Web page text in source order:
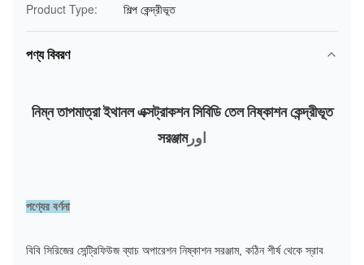
Product Type:
শিল্প কেন্দ্রীভূত
পণ্য বিবরণ
নিম্ন তাপমাত্রা ইথানল এক্সট্রাকশন সিবিডি তেল নিষ্কাশন কেন্দ্রীভূত
সরঞ্জামاور
পণ্যের বর্ণনা
বিবি সিরিজের সেন্ট্রিফিউজ ব্যাচ অপারেশন নিষ্কাশন সরঞ্জাম, কঠিন শীর্ষ থেকে স্রাব